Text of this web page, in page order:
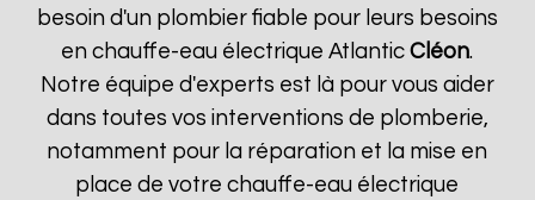
besoin d'un plombier fiable pour leurs besoins
en chauffe-eau électrique AtlanticCléon.
Notre équipe d'experts est là pour vous aider
dans toutes vos interventions de plomberie,
notamment pour la réparation et la mise en
place de votre chauffe-eau électrique